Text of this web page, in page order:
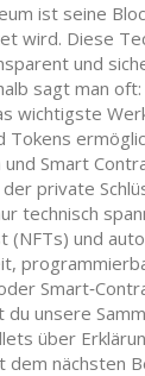
ist seine
wird. Diese
und
sagt man
wichtigste
Tokens
Smart
private
technisch
(NFTs) und
unsere
über
dem nächsten